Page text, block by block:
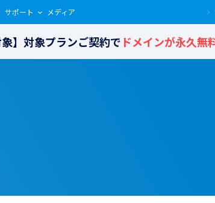
サポート メディア
象】対象プランご契約で ドメインが永久無